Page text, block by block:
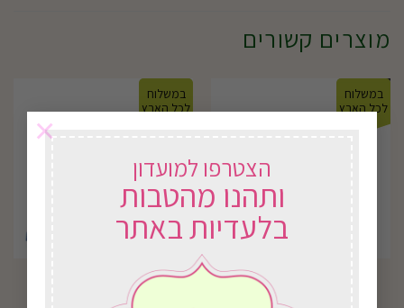
הצטרפו למועדון
ותהנו מהטבות
בלעדיות באתר
×
מוצרים קשורים
במשלוח
לכל הארץ
B212 מס.שיחים ידנית
טלסקופית
במשלוח
לכל הארץ
J43 מעדר ילדים